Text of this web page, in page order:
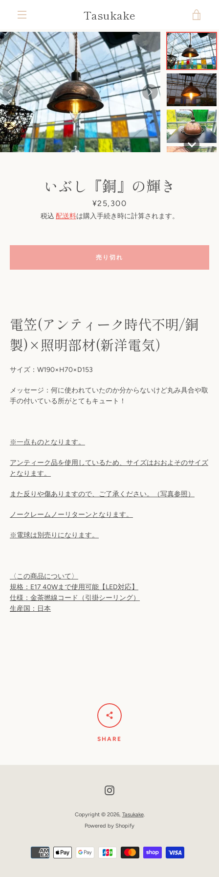
ン
ツ
に
ス
キ
ッ
プ
す
る
ニ
ュ
ー
一
す
Tasukake
ー
ト
を
見
る
いぶし『銅』の輝き
価
格
¥25,300
税込 配送料は購入手続き時に計算されます。
電笠(アンティーク時代不明/銅
製)×照明部材(新洋電気）
サイズ： W190×H70×D153
メッセージ：何に使われていたのか分からないけど丸み具合や取
手の付いている所がとてもキュート！
※一点ものとなります。
アンティーク品を使用しているため、サイズはおおよそのサイズ
となります。
また反りや傷ありますので、ご了承ください。（写真参照）
ノークレームノーリターンとなります。
※電球は別売りになります。
〈この商品について〉
規格：E17 40Wまで使用可能【LED対応】
仕様：金茶撚線コード（引掛シーリング）
生産国：日本
売り切れ
SHARE
Copyright © 2026, Tasukake.
Powered by Shopify
お
支
前
へ
次
へ
ラ
イ
ド
1
ス
ラ
イ
ド
2
ス
ラ
イ
ド
3
ス
ラ
イ
ド
4
ス
ラ
イ
ド
ス
ラ
イ
ド
6
ス
ラ
イ
ド
ス
ラ
イ
ド
8